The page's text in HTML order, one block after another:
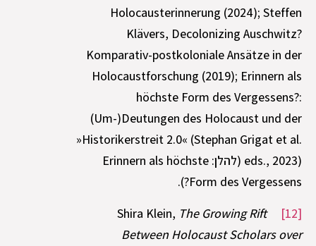
Holocausterinnerung (2024); Steffen
Klävers, Decolonizing Auschwitz?
Komparativ-postkoloniale Ansätze in der
Holocaustforschung (2019); Erinnern als
höchste Form des Vergessens?:
(Um-)Deutungen des Holocaust und der
»Historikerstreit 2.0« (Stephan Grigat et al.
eds., 2023) (להלן: Erinnern als höchste
Form des Vergessens?).
Shira Klein,
The Growing Rift
Between Holocaust Scholars over